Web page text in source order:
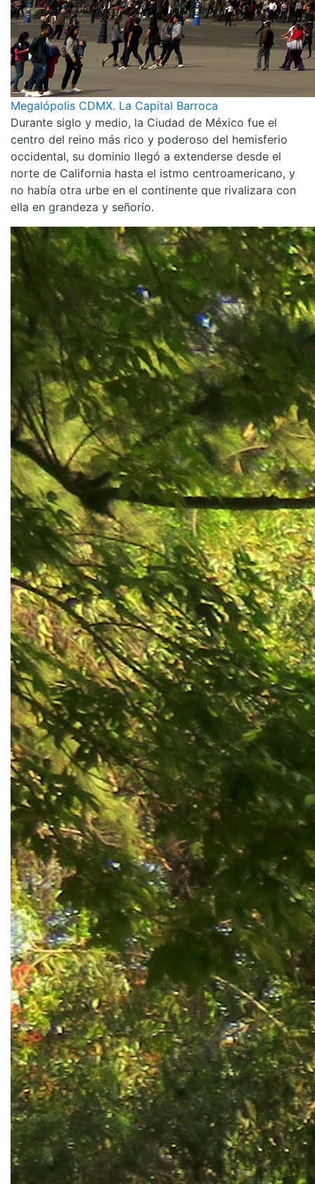
Megalópolis CDMX. La Capital Barroca
Durante siglo y medio, la Ciudad de México fue el
centro del reino más rico y poderoso del hemisferio
occidental, su dominio llegó a extenderse desde el
norte de California hasta el istmo centroamericano, y
no había otra urbe en el continente que rivalizara con
ella en grandeza y señorío.